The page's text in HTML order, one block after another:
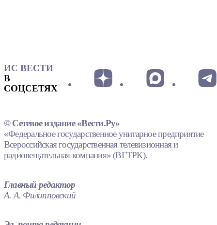
ИС ВЕСТИ
В
СОЦСЕТЯХ
© Сетевое издание «Вести.Ру»
«Федеральное государственное унитарное предприятие
Всероссийская государственная телевизионная и
радиовещательная компания» (ВГТРК).
Главный редактор
А. А. Филипповский